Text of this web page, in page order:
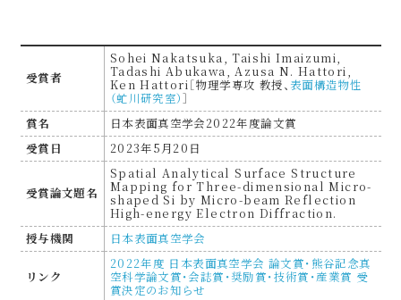
受賞者
Sohei Nakatsuka, Taishi Imaizumi,
Tadashi Abukawa, Azusa N. Hattori,
Ken Hattori［物理学専攻 教授、 表面構造物性
（虻川研究室）］
賞名
日本表面真空学会2022年度論文賞
受賞日
2023年5月20日
受賞論文題名
Spatial Analytical Surface Structure
Mapping for Three-dimensional Micro-
shaped Si by Micro-beam Reflection
High-energy Electron Diffraction.
授与機関
日本表面真空学会
リンク
2022年度 日本表面真空学会 論文賞・熊谷記念真
空科学論文賞・会誌賞・奨励賞・技術賞・産業賞 受
賞決定のお知らせ